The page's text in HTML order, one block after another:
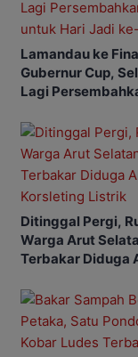
Lamandau ke
Gubernur Cup,
Lagi
Ditinggal Pergi,
Warga Arut
Terbakar Diduga